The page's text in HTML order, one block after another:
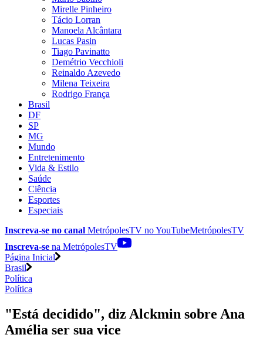
Mirelle Pinheiro
Tácio Lorran
Manoela Alcântara
Lucas Pasin
Tiago Pavinatto
Demétrio Vecchioli
Reinaldo Azevedo
Milena Teixeira
Rodrigo França
Brasil
DF
SP
MG
Mundo
Entretenimento
Vida & Estilo
Saúde
Ciência
Esportes
Especiais
Inscreva-se no canal MetrópolesTV noYouTubeMetrópolesTV
Inscreva-se na MetrópolesTV
Página Inicial
Brasil
Política
Política
"Está decidido", diz Alckmin sobre Ana
Amélia ser sua vice